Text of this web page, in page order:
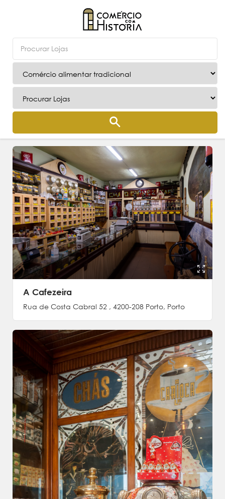
A Cafezeira
Rua de Costa Cabral 52 , 4200-208 Porto, Porto